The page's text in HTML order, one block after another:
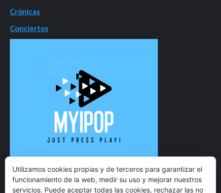
Crónicas
Conciertos
Utilizamos cookies propias y de terceros para garantizar el
funcionamiento de la web, medir su uso y mejorar nuestros
servicios. Puede aceptar todas las cookies, rechazar las no